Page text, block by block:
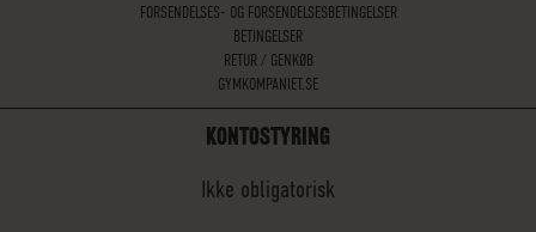
FORSENDELSES- OG FORSENDELSESBETINGELSER
BETINGELSER
RETUR / GENKØB
GYMKOMPANIET.SE
KONTOSTYRING
Ikke obligatorisk